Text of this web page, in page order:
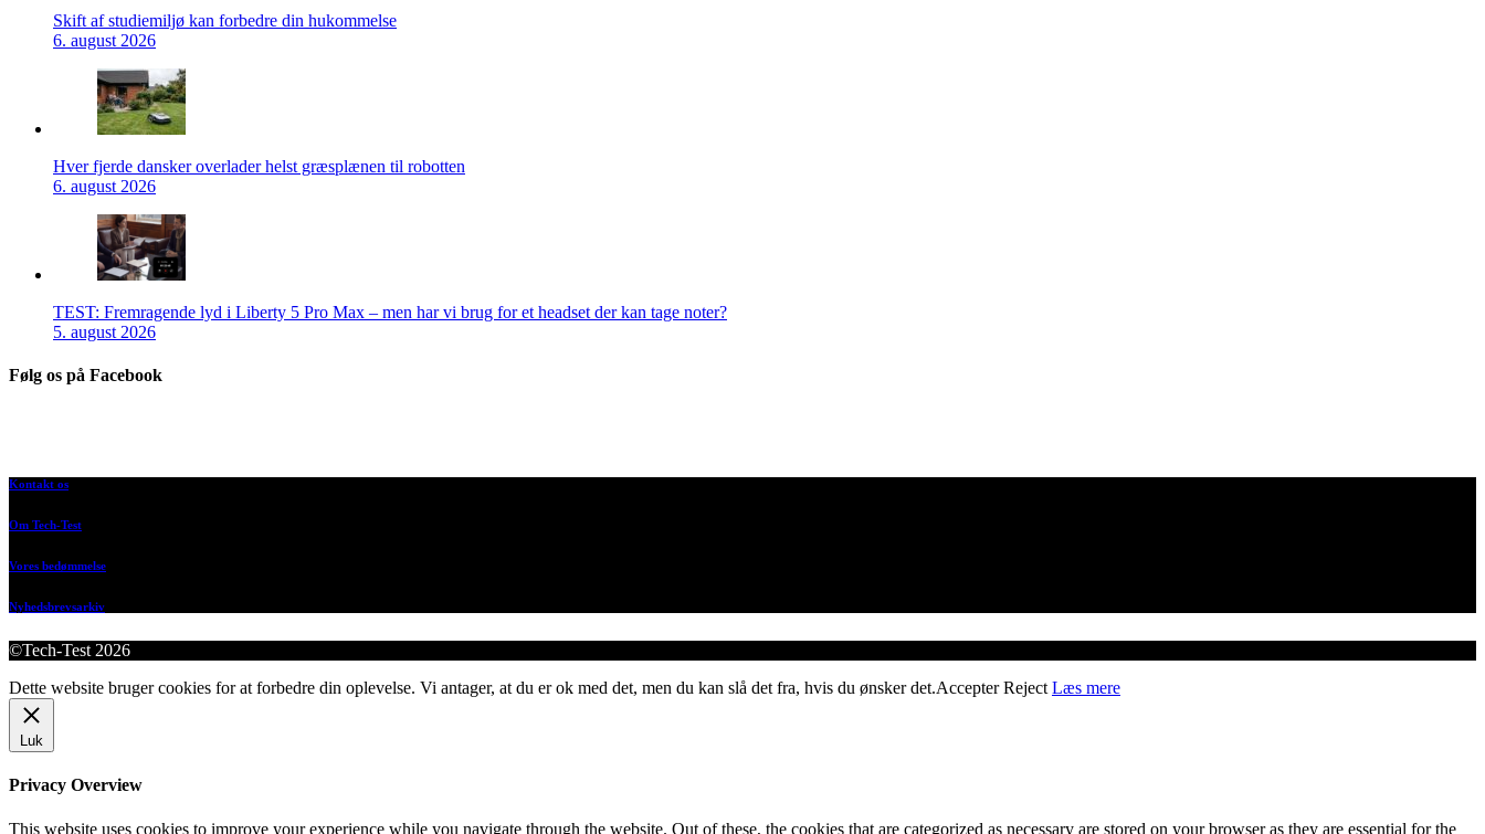
Skift af studiemiljø kan forbedre din hukommelse
6. august 2026
Hver fjerde dansker overlader helst græsplænen til robotten
6. august 2026
TEST: Fremragende lyd i Liberty 5 Pro Max – men har vi brug for et headset der kan tage noter?
5. august 2026
Følg os på Facebook
Kontakt os
Om Tech-Test
Vores bedømmelse
Nyhedsbrevsarkiv
©Tech-Test 2026
Dette website bruger cookies for at forbedre din oplevelse. Vi antager, at du er ok med det, men du kan slå det fra, hvis du ønsker det.Accepter Reject Læs mere
Luk
Privacy Overview
This website uses cookies to improve your experience while you navigate through the website. Out of these, the cookies that are categorized as necessary are stored on your browser as they are essential for the